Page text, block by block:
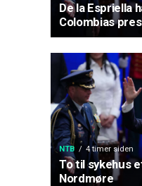
De la Espriella
Colombias
NTB 4 timer siden
To til sykehus
Nordmøre